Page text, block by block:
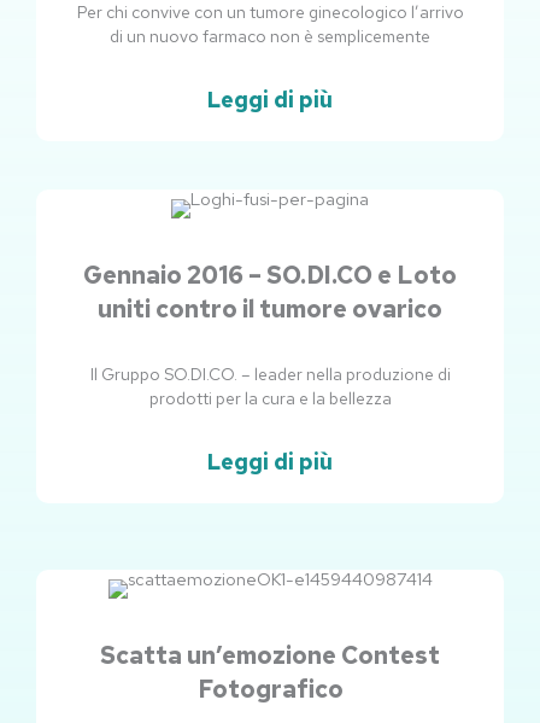
Per chi convive con un tumore ginecologico l’arrivo
di un nuovo farmaco non è semplicemente
Leggi di più
Gennaio 2016 – SO.DI.CO e Loto
uniti contro il tumore ovarico
Il Gruppo SO.DI.CO. – leader nella produzione di
prodotti per la cura e la bellezza
Leggi di più
Scatta un’emozione Contest
Fotografico
PaginaPaginaPaginaPaginaPagina